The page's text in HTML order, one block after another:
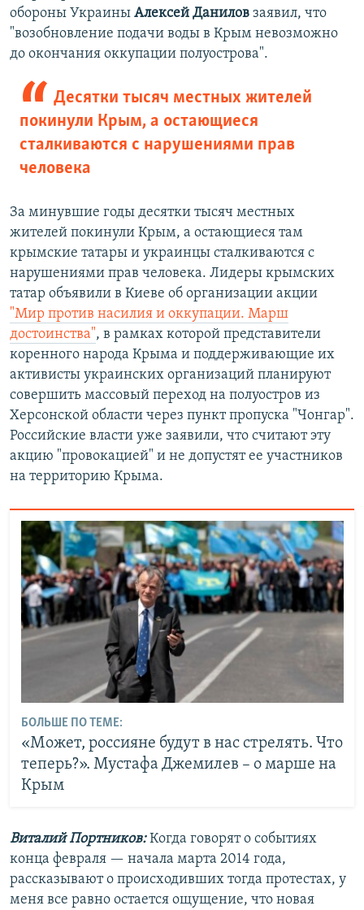
обороны Украины Алексей Данилов заявил, что
"возобновление подачи воды в Крым невозможно
до окончания оккупации полуострова".
Десятки тысяч местных жителей
покинули Крым, а остающиеся
сталкиваются с нарушениями прав
человека
За минувшие годы десятки тысяч местных
жителей покинули Крым, а остающиеся там
крымские татары и украинцы сталкиваются с
нарушениями прав человека. Лидеры крымских
татар объявили в Киеве об организации акции
"Мир против насилия и оккупации. Марш
достоинства", в рамках которой представители
коренного народа Крыма и поддерживающие их
активисты украинских организаций планируют
совершить массовый переход на полуостров из
Херсонской области через пункт пропуска "Чонгар".
Российские власти уже заявили, что считают эту
акцию "провокацией" и не допустят ее участников
на территорию Крыма.
БОЛЬШЕ ПО ТЕМЕ:
«Может, россияне будут в нас стрелять. Что
теперь?». Мустафа Джемилев – о марше на
Крым
Виталий Портников:Когда говорят о событиях
конца февраля — начала марта 2014 года,
рассказывают о происходивших тогда протестах, у
меня все равно остается ощущение, что новая